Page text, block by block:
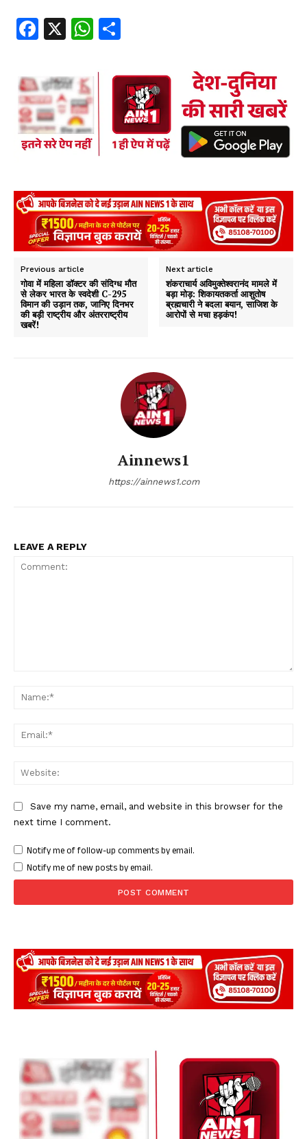
Fa
ce
b
oo
k
X W
ha
ts
A
p
p
re
Previous article
गोवा में महिला डॉक्टर की संदिग्ध मौत
से लेकर भारत के स्वदेशी C-295
विमान की उड़ान तक, जानिए दिनभर
की बड़ी राष्ट्रीय और अंतरराष्ट्रीय
खबरें!
Next article
शंकराचार्य अविमुक्तेश्वरानंद मामले में
बड़ा मोड़: शिकायतकर्ता आशुतोष
ब्रह्मचारी ने बदला बयान, साजिश के
आरोपों से मचा हड़कंप!
Ainnews1
https://ainnews1.com
LEAVE A REPLY
Save my name, email, and website in this browser for the
next time I comment.
Notify me of follow-up comments by email.
Notify me of new posts by email.